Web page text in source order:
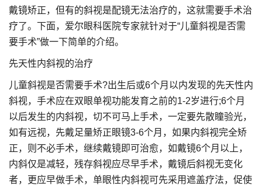
戴镜矫正，但有的斜视是配镜无法治疗的，这就需要手术治
疗了。下面，爱尔眼科医院专家就针对于“儿童斜视是否需
要手术”做一下简单的介绍。
先天性内斜视的治疗
儿童斜视是否需要手术?出生后或6个月以内发现的先天性内
斜视，手术应在双眼单视功能发育之前的1-2岁进行;6个月
以后发生的内斜视，切不可马上手术，一定要先散瞳验光，
如有远视，先戴足量矫正眼镜3-6个月，如果内斜视完全矫
正，则不必手术，继续戴镜即可治愈，如戴镜6个月以上，
内斜仅是减轻，残存斜视应尽早手术，戴镜后斜视无变化
者，更应早做手术，单眼性内斜视可先采用遮盖疗法，促使